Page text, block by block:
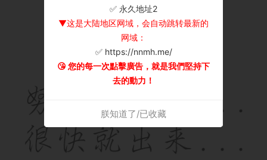
✅ 永久地址2
▼这是大陆地区网域，会自动跳转最新的
网域：
✅ https://nnmh.me/
😘 您的每一次點擊廣告，就是我們堅持下
去的動力！
朕知道了/已收藏